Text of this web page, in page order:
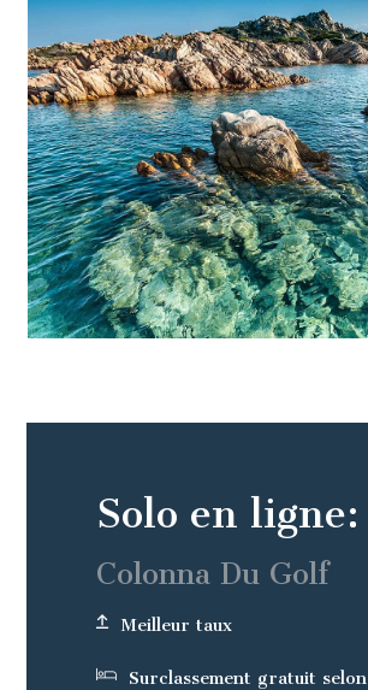
Solo en ligne:
Colonna Du Golf
Meilleur taux
Surclassement gratuit selon